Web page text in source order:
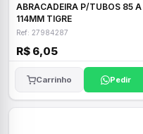
ABRACADEIRA P/TUBOS 85 A
114MM TIGRE
Ref: 27984287
R$ 6,05
Carrinho Pedir